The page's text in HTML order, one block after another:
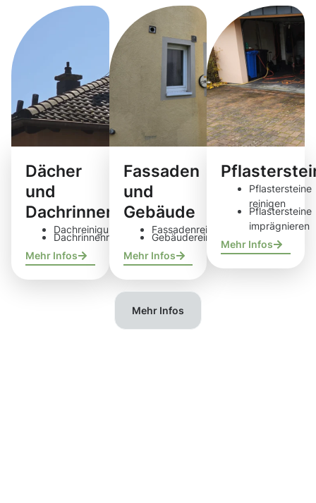
Dächer
und
Dachrinnen
Dachreinigung
Dachrinnenreinigung
Mehr Infos
Fassaden
und
Gebäude
Fassadenreinigung
Gebäudereinigung
Mehr Infos
Pflastersteine
reinigen
Pflastersteine
imprägnieren
Mehr Infos
Mehr Infos